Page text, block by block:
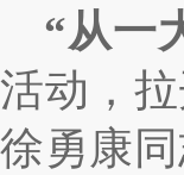
“从一
活动，
徐勇康